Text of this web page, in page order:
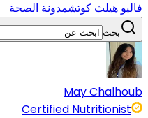
فاليو هيلث كوتشمدونة الصحة
بحث
May Chalhoub
Certified Nutritionist